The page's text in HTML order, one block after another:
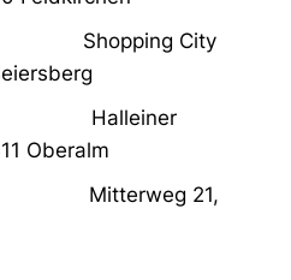
Shopping City
Halleiner
Oberalm
Mitterweg 21,